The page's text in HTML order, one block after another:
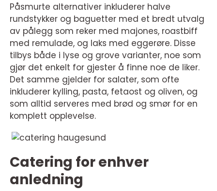
Påsmurte alternativer inkluderer halve
rundstykker og baguetter med et bredt utvalg
av pålegg som reker med majones, roastbiff
med remulade, og laks med eggerøre. Disse
tilbys både i lyse og grove varianter, noe som
gjør det enkelt for gjester å finne noe de liker.
Det samme gjelder for salater, som ofte
inkluderer kylling, pasta, fetaost og oliven, og
som alltid serveres med brød og smør for en
komplett opplevelse.
Catering for enhver
anledning